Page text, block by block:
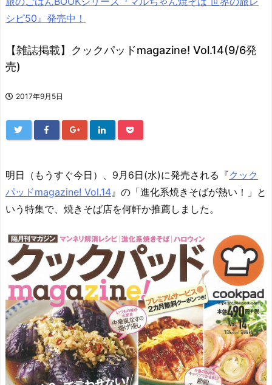
シピ50』発売中！
【雑誌掲載】クックパッドmagazine! Vol.14(9/6発
売)
2017年9月5日
明日（もうすぐ今日）、9月6日(水)に発売される『クック
パッドmagazine! Vol.14』の「進化系焼きそばが熱い！」と
いう特集で、焼きそば店を何軒か推薦しました。